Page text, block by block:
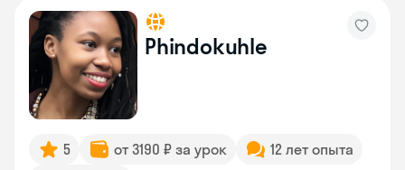
Phindokuhle
5 от 3190 ₽ за урок
12 лет опыта